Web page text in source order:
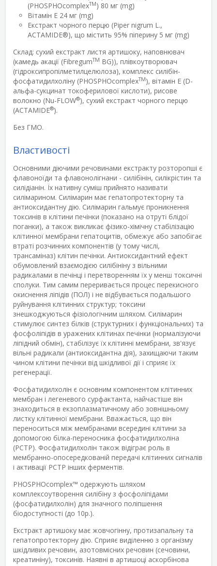
(PHOSPHOcomplexTM) 80 мг (mg)
Вітамін Е 24 мг (mg)
Екстракт чорного перцю (Piper nigrum L.,
ACTAMIDE®), що містить 95% піперину 5 мг (mg)
Склад: сухий екстракт листя артишоку, наповнювач
(камедь акації (FibregumTM BG)), плівкоутворювач
(гідроксипропілметилцелюлоза), комплекс силібін-
фосфатидилхоліну (PHOSPHOcomplexTM), вітамін Е (D-
альфа-сукцинат токоферилової кислоти), рисове
волокно (Nu-FLOW®), сухий екстракт чорного перцю
(ACTAMIDE®).
Без ГМО.
Властивості
Основними діючими речовинами екстракту розторопші є
флавоноїди та флавонолігнани - силібінін, силікрістин та
силідіанін. Їх нативну суміш прийнято називати
силімарином. Силімарин має гепатопротекторну та
антиоксидантну дію. Силімарин гальмує проникнення
токсинів в клітини печінки (показано на отруті блідої
поганки), а також викликає фізико-хімічну стабілізацію
клітинної мембрани гепатоцитів, обмежує або запобігає
втраті розчинних компонентів (у тому числі,
трансаміназ) клітин печінки. Антиоксидантний ефект
обумовлений взаємодією силібініну з вільними
радикалами в печінці і перетворенням їх у менш токсичні
сполуки. Тим самим переривається процес перекисного
окиснення ліпідів (ПОЛ) і не відбувається подальшого
руйнування клітинних структур; токсини
знешкоджуються фізіологічним шляхом. Силімарин
стимулює синтез білків (структурних і функціональних) та
фосфоліпідів в уражених клітинах печінки (нормалізуючи
ліпідний обмін), стабілізує їх клітинні мембрани, зв'язує
вільні радикали (антиоксидантна дія), захищаючи таким
чином клітини печінки від шкідливої дії і сприяє їх
регенерації.
Фосфатидилхолін є основним компонентом клітинних
мембран і легеневого сурфактанта, найчастіше він
знаходиться в екзоплазматичному або зовнішньому
листку клітинної мембрани. Вважається, що він
переноситься між мембранами всередині клітини за
допомогою білка-переносника фосфатидилхоліна
(PCTP). Фосфатидилхолін також відіграє роль в
мембранно-опосередкованій передачі клітинних сигналів
і активації PCTP інших ферментів.
PHOSPHOcomplex™ одержують шляхом
комплексоутворення силібіну з фосфоліпідами
(фосфатидилхолін) для значного поліпшення
біодоступності (до 10р.).
Екстракт артишоку має жовчогінну, протизапальну та
гепатопротекторну дію. Сприяє виділенню з організму
шкідливих речовин, азотовмісних речовин (сечовини,
креатиніну), токсинів. Наявні в артишоці аскорбінова